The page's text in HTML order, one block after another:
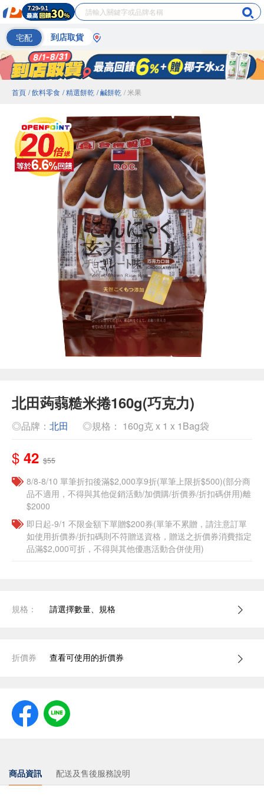
宅配 到店取貨
首頁 / 飲料零食 / 精選餅乾 / 鹹餅乾 / 米果
北田蒟蒻糙米捲160g(巧克力)
◎品牌： 北田 ◎規格： 160g克 x 1 x 1Bag袋
$ 42 $55
8/8-8/10 單筆折扣後滿$2,000享9折(單筆上限折$500)(部分商
品不適用，不得與其他促銷活動/加價購/折價券/折扣碼併用)離
$2000
即日起-9/1 不限金額下單贈$200券(單筆不累贈，請注意訂單
如使用折價券/折扣碼則不符贈送資格，贈送之折價券消費指定
品滿$2,000可折，不得與其他優惠活動合併使用)
規格： 請選擇數量、規格
折價券 查看可使用的折價券
商品資訊 配送及售後服務說明